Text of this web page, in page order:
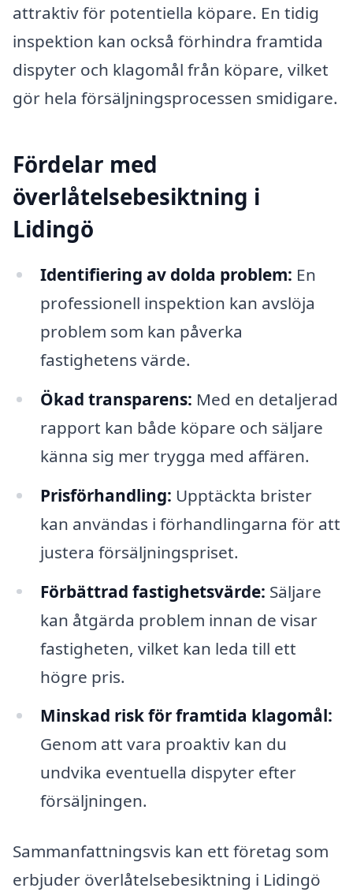
attraktiv för potentiella köpare. En tidig
inspektion kan också förhindra framtida
dispyter och klagomål från köpare, vilket
gör hela försäljningsprocessen smidigare.
Fördelar med
överlåtelsebesiktning i
Lidingö
Identifiering av dolda problem: En
professionell inspektion kan avslöja
problem som kan påverka
fastighetens värde.
Ökad transparens: Med en detaljerad
rapport kan både köpare och säljare
känna sig mer trygga med affären.
Prisförhandling: Upptäckta brister
kan användas i förhandlingarna för att
justera försäljningspriset.
Förbättrad fastighetsvärde: Säljare
kan åtgärda problem innan de visar
fastigheten, vilket kan leda till ett
högre pris.
Minskad risk för framtida klagomål:
Genom att vara proaktiv kan du
undvika eventuella dispyter efter
försäljningen.
Sammanfattningsvis kan ett företag som
erbjuder överlåtelsebesiktning i Lidingö